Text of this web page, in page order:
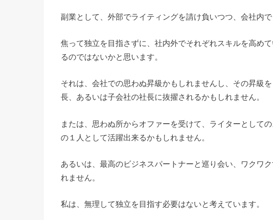
副業として、外部でライティングを請け負いつつ、会社内
焦って独立を目指さずに、社内外でそれぞれスキルを高め
るのではないかと思います。
それは、会社での思わぬ昇級かもしれませんし、その昇級
長、あるいは子会社の社長に抜擢されるかもしれません。
または、思わぬ所からオファーを受けて、ライターとして
の１人として活躍出来るかもしれません。
あるいは、最高のビジネスパートナーと巡り会い、ワクワ
れません。
私は、無理して独立を目指す必要はないと考えています。